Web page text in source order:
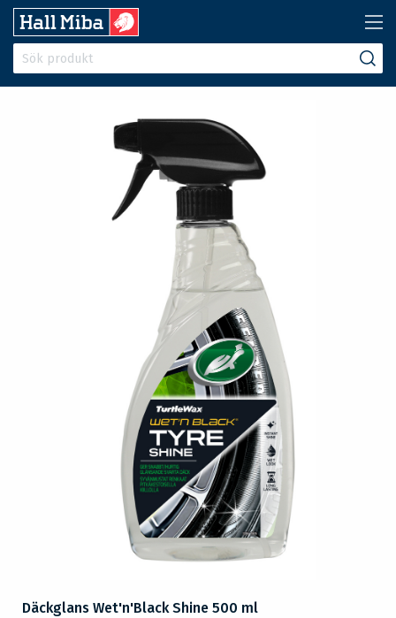
Däckglans Wet'n'Black Shine 500 ml